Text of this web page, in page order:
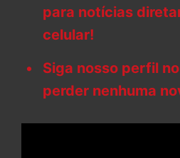
para notícias
celular!
Siga nosso perfil
perder nenhuma